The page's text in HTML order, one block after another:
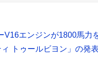
V16エンジンが1800馬力
ィ トゥールビヨン」の発